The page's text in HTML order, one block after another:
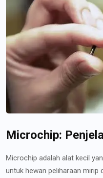
Microchip:
Microchip adalah alat kecil
untuk hewan peliharaan mirip